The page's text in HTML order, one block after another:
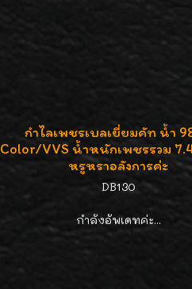
กำไลเพชรเบลเยี่ยมคัท น้ำ
Color/VVS น้ำหนักเพชรรวม
หรูหราอลังการค่ะ
DB130
กำลังอัพเดทค่ะ...